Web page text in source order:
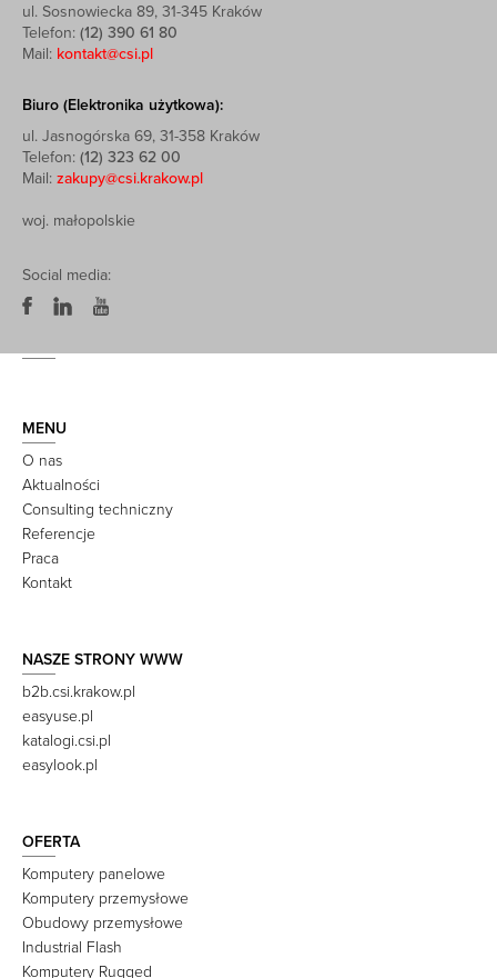
ul. Sosnowiecka 89, 31-345 Kraków
Telefon: (12) 390 61 80
Mail: kontakt@csi.pl
Biuro (Elektronika użytkowa):
ul. Jasnogórska 69, 31-358 Kraków
Telefon: (12) 323 62 00
Mail: zakupy@csi.krakow.pl
woj. małopolskie
Social media:
MENU
O nas
Aktualności
Consulting techniczny
Referencje
Praca
Kontakt
NASZE STRONY WWW
b2b.csi.krakow.pl
easyuse.pl
katalogi.csi.pl
easylook.pl
OFERTA
Komputery panelowe
Komputery przemysłowe
Obudowy przemysłowe
Industrial Flash
Komputery Rugged